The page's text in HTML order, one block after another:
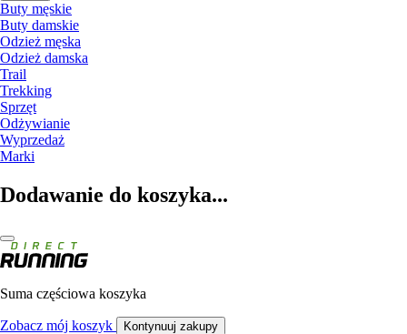
Buty męskie
Buty damskie
Odzież męska
Odzież damska
Trail
Trekking
Sprzęt
Odżywianie
Wyprzedaż
Marki
Dodawanie do koszyka...
Suma częściowa koszyka
Zobacz mój koszyk Kontynuuj zakupy